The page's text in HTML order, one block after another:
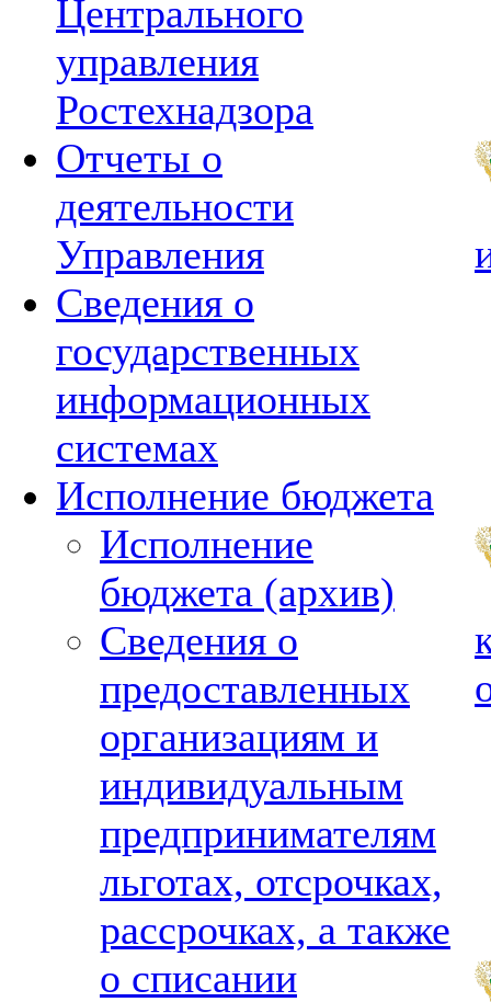
Центрального
управления
Ростехнадзора
Отчеты о
деятельности
Управления
Сведения о
государственных
информационных
системах
Исполнение бюджета
Исполнение
бюджета (архив)
Сведения о
предоставленных
организациям и
индивидуальным
предпринимателям
льготах, отсрочках,
рассрочках, а также
о списании